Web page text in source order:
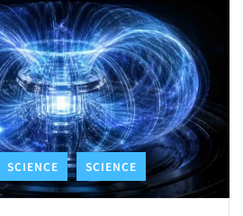
SCIENCE SCIENCE